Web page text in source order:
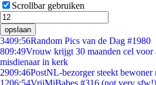
Scrollbar gebruiken
opslaan
3409:56Random Pics van de Dag #1980
809:49Vrouw krijgt 30 maanden cel voor
misdienaar in kerk
2909:46PostNL-bezorger steekt bewoner
1206:54VrijMiBabes #316 (not very sfw!)